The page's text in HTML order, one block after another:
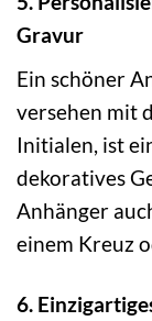
Gravur
Ein schöner
versehen mit
Initialen, ist
dekoratives
Anhänger
einem Kreuz
6.